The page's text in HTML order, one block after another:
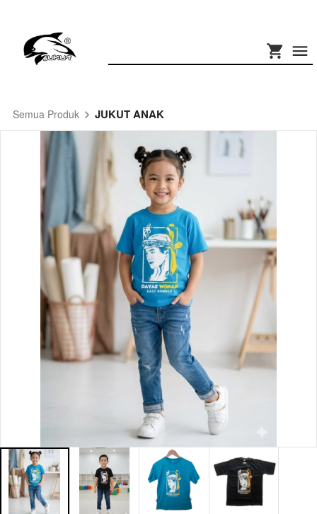
Semua Produk JUKUT ANAK